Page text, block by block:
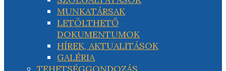
MUNKATÁRSAK
LETÖLTHETŐ
DOKUMENTUMOK
HÍREK, AKTUALITÁSOK
GALÉRIA
TEHETSÉGGONDOZÁS